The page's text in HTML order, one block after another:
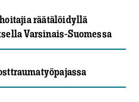
räätälöidyllä
Varsinais-Suomessa